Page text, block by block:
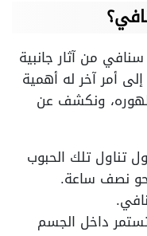
من آثار جانبية
أمر آخر له أهمية
ونكشف عن
تناول تلك الحبوب
نصف ساعة.
داخل الجسم